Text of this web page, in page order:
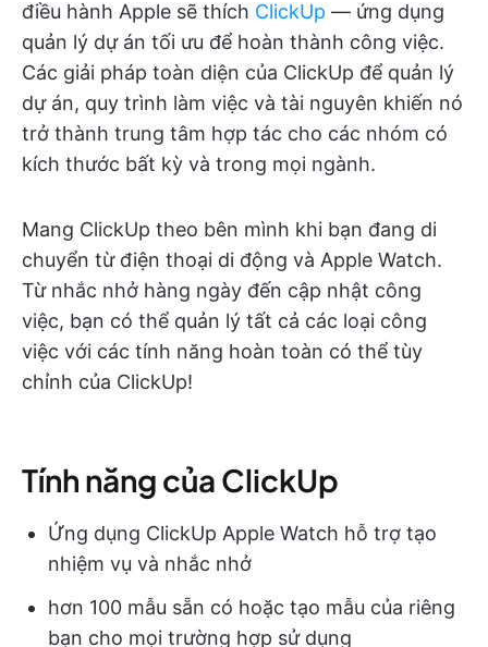
điều hành Apple sẽ thích ClickUp — ứng dụng
quản lý dự án tối ưu để hoàn thành công việc.
Các giải pháp toàn diện của ClickUp để quản lý
dự án, quy trình làm việc và tài nguyên khiến nó
trở thành trung tâm hợp tác cho các nhóm có
kích thước bất kỳ và trong mọi ngành.
Mang ClickUp theo bên mình khi bạn đang di
chuyển từ điện thoại di động và Apple Watch.
Từ nhắc nhở hàng ngày đến cập nhật công
việc, bạn có thể quản lý tất cả các loại công
việc với các tính năng hoàn toàn có thể tùy
chỉnh của ClickUp!
Tính năng của ClickUp
Ứng dụng ClickUp Apple Watch hỗ trợ tạo
nhiệm vụ và nhắc nhở
hơn 100 mẫu sẵn có hoặc tạo mẫu của riêng
bạn cho mọi trường hợp sử dụng